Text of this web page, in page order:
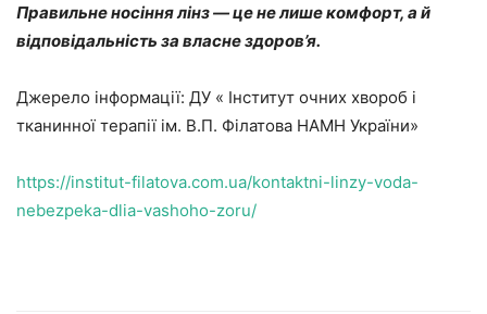
Правильне носіння лінз — це не лише комфорт, а й
відповідальність за власне здоров’я.
Джерело інформації: ДУ « Інститут очних хвороб і
тканинної терапії ім. В.П. Філатова НАМН України»
https://institut-filatova.com.ua/kontaktni-linzy-voda-
nebezpeka-dlia-vashoho-zoru/